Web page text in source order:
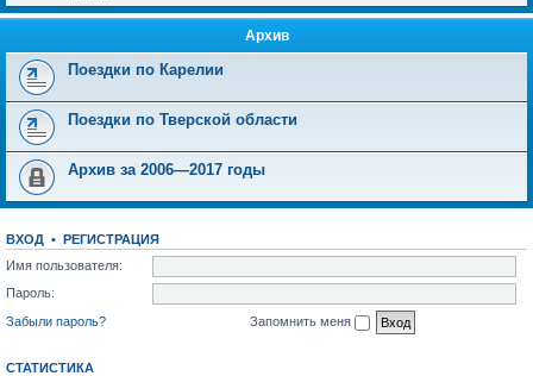
Архив
Поездки по Карелии
Поездки по Тверской области
Архив за 2006—2017 годы
ВХОД • РЕГИСТРАЦИЯ
Имя пользователя:
Пароль:
Забыли пароль?
Запомнить меня
СТАТИСТИКА